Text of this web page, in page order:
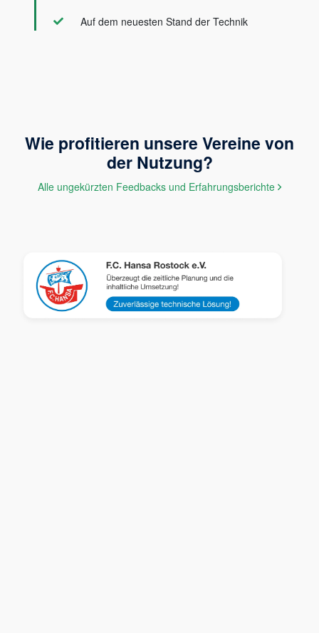
Auf dem neuesten Stand der Technik
Wie profitieren unsere Vereine von
der Nutzung?
Alle ungekürzten Feedbacks und Erfahrungsberichte